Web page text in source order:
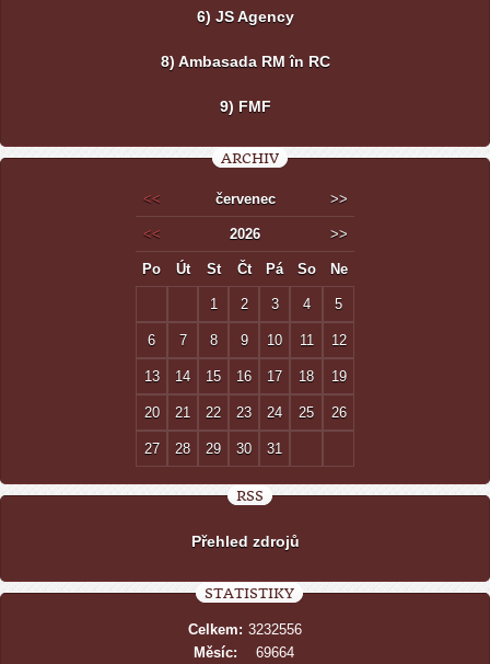
6) JS Agency
8) Ambasada RM în RC
9) FMF
ARCHIV
<< červenec >>
<< 2026 >>
Po Út St Čt Pá So Ne
1 2 3 4 5
6 7 8 9 10 11 12
13 14 15 16 17 18 19
20 21 22 23 24 25 26
27 28 29 30 31
RSS
Přehled zdrojů
STATISTIKY
Celkem: 3232556
Měsíc:
69664